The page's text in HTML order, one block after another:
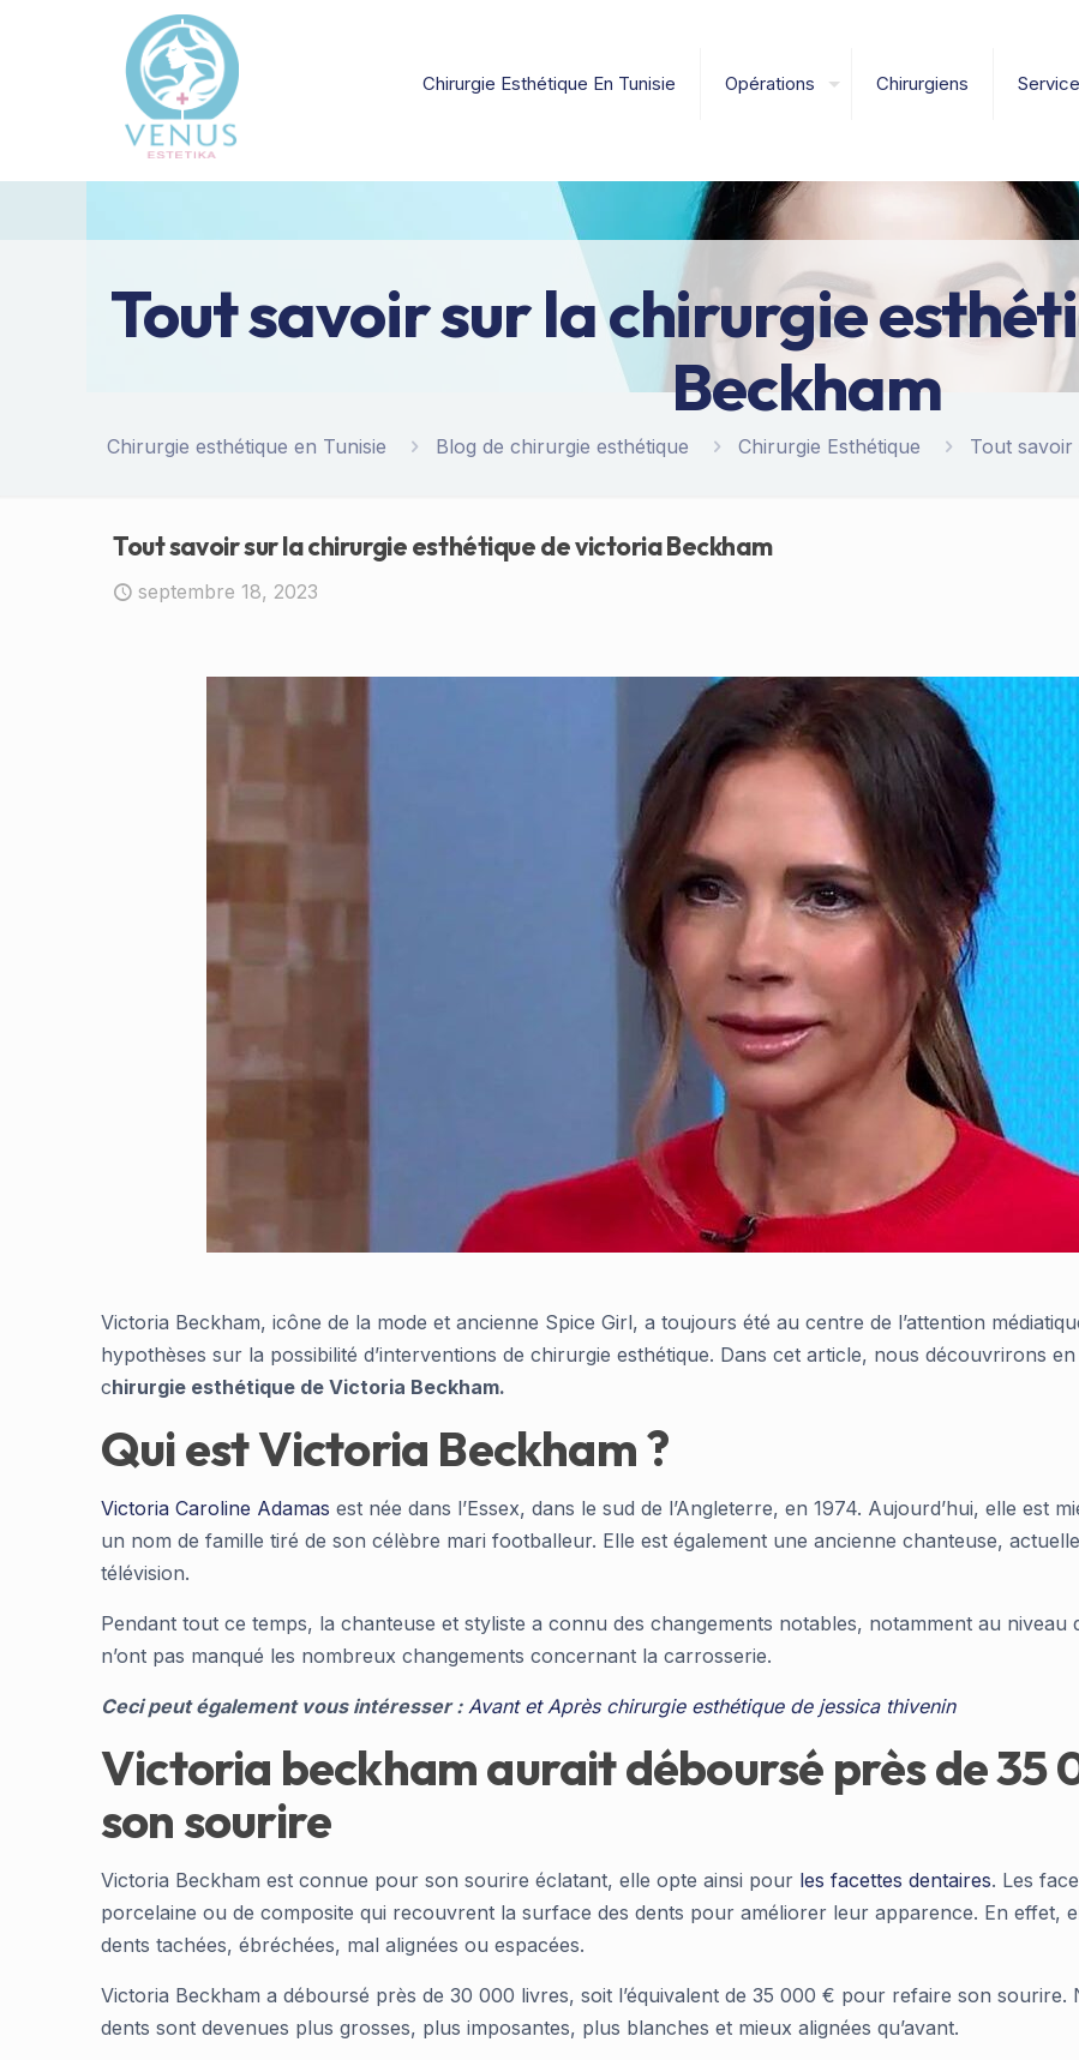
Chirurgie Esthétique En Tunisie Opérations Chirurgiens
Tout savoir sur la chirurgie
Beckham
Chirurgie esthétique en Tunisie Blog de chirurgie esthétique Chirurgie Esthétique Tout savoir
Tout savoir sur la chirurgie esthétique de victoria Beckham
septembre 18, 2023
Victoria Beckham, icône de la mode et ancienne Spice Girl, a toujours été au centre de l’attention
hypothèses sur la possibilité d’interventions de chirurgie esthétique. Dans cet article, nous découvrirons
chirurgie esthétique de Victoria Beckham.
Qui est Victoria Beckham ?
Victoria Caroline Adamas est née dans l’Essex, dans le sud de l’Angleterre, en 1974. Aujourd’hui, elle est
un nom de famille tiré de son célèbre mari footballeur. Elle est également une ancienne chanteuse,
télévision.
Pendant tout ce temps, la chanteuse et styliste a connu des changements notables, notamment au
n’ont pas manqué les nombreux changements concernant la carrosserie.
Ceci peut également vous intéresser : Avant et Après chirurgie esthétique de jessica thivenin
Victoria beckham aurait déboursé près de
son sourire
Victoria Beckham est connue pour son sourire éclatant, elle opte ainsi pour les facettes dentaires. Les
porcelaine ou de composite qui recouvrent la surface des dents pour améliorer leur apparence. En effet,
dents tachées, ébréchées, mal alignées ou espacées.
Victoria Beckham a déboursé près de 30 000 livres, soit l’équivalent de 35 000 € pour refaire son
dents sont devenues plus grosses, plus imposantes, plus blanches et mieux alignées qu’avant.